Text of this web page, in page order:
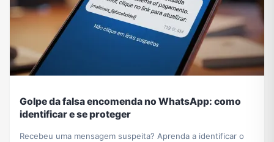
Golpe da falsa encomenda no WhatsApp: como
identificar e se proteger
Recebeu uma mensagem suspeita? Aprenda a identificar o